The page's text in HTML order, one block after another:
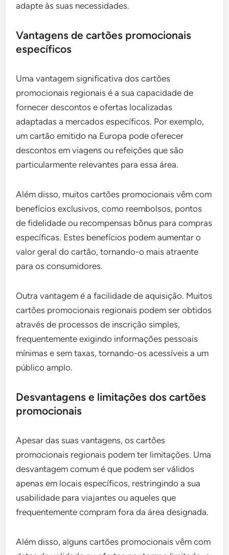
adapte às suas necessidades.
Vantagens de cartões promocionais
específicos
Uma vantagem significativa dos cartões
promocionais regionais é a sua capacidade de
fornecer descontos e ofertas localizadas
adaptadas a mercados específicos. Por exemplo,
um cartão emitido na Europa pode oferecer
descontos em viagens ou refeições que são
particularmente relevantes para essa área.
Além disso, muitos cartões promocionais vêm com
benefícios exclusivos, como reembolsos, pontos
de fidelidade ou recompensas bônus para compras
específicas. Estes benefícios podem aumentar o
valor geral do cartão, tornando-o mais atraente
para os consumidores.
Outra vantagem é a facilidade de aquisição. Muitos
cartões promocionais regionais podem ser obtidos
através de processos de inscrição simples,
frequentemente exigindo informações pessoais
mínimas e sem taxas, tornando-os acessíveis a um
público amplo.
Desvantagens e limitações dos cartões
promocionais
Apesar das suas vantagens, os cartões
promocionais regionais podem ter limitações. Uma
desvantagem comum é que podem ser válidos
apenas em locais específicos, restringindo a sua
usabilidade para viajantes ou aqueles que
frequentemente compram fora da área designada.
Além disso, alguns cartões promocionais vêm com